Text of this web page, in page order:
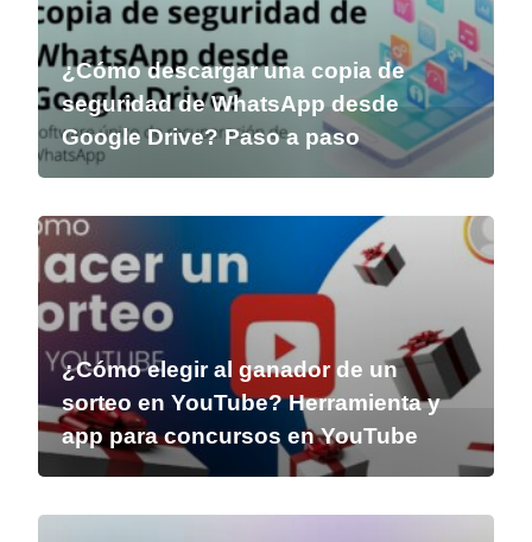
¿Cómo descargar una copia de
seguridad de WhatsApp desde
Google Drive? Paso a paso
¿Cómo elegir al ganador de un
sorteo en YouTube? Herramienta y
app para concursos en YouTube